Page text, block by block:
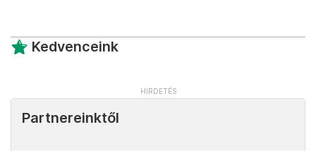
Kedvenceink
Partnereinktől